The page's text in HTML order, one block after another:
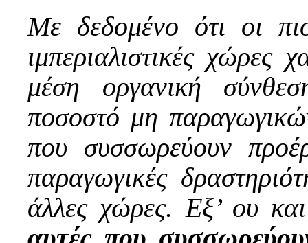
Με δεδομένο ότι οι πιο
ιμπεριαλιστικές χώρες
μέση οργανική
ποσοστό μη
που συσσωρεύουν
παραγωγικές
άλλες χώρες. Εξ’ ου και